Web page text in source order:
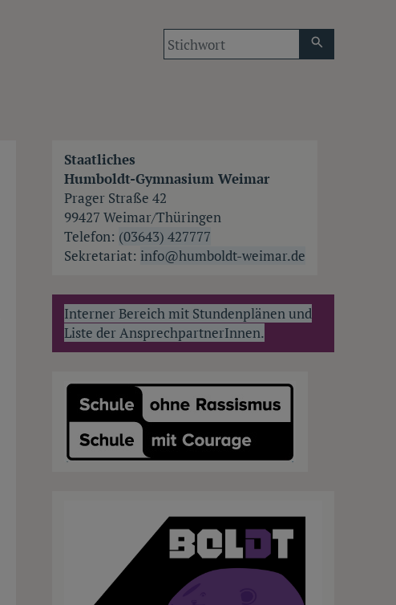
Stichwort
Staatliches
Humboldt-Gymnasium Weimar
Prager Straße 42
99427 Weimar/Thüringen
Telefon: (03643) 427777
Sekretariat: info@humboldt-weimar.de
Interner Bereich mit Stundenplänen und
Liste der AnsprechpartnerInnen.